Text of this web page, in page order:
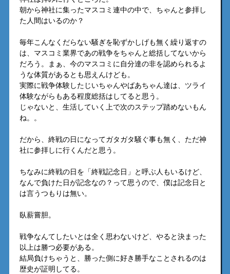
朝から神社に集ったマスコミ連中の中で、ちゃんと参拝し
た人間はいるのか？
毎年こんなくだらない騒ぎを恥ずかしげも無く繰り返すの
は、マスコミ業界であの戦争をちゃんと総括してないから
だろう。まぁ、今のマスコミに自分達の非を認められるよ
うな体質があるとも思えんけども。
実際に戦争体験したじいちゃんやばあちゃん達は、ツライ
体験ながらもある程度総括はしてると思う。
じゃないと、生活していく上で次のステップ踏めないもん
ね。。
だから、終戦の日になってガタガタ騒ぐ事も無く、ただ神
社に参拝しに行くんだと思う。
ちなみに終戦の日を「終戦記念日」と呼ぶ人もいるけど、
なんで負けた日が記念なの？って思うので、僕は記念日と
は言うつもりは無い。
臥薪嘗胆。
戦争なんてしたいとは全く思わないけど、やると決まった
以上は勝つ必要がある。
結局負けちゃうと、勝った側に好き勝手なことされるのは
歴史が証明してる。